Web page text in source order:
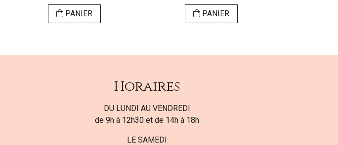
PANIER PANIER
Horaires
DU LUNDI AU VENDREDI
de 9h à 12h30 et de 14h à 18h
LE SAMEDI